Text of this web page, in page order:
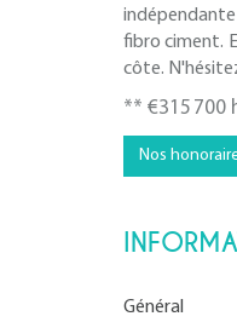
fibro ciment.
côte.
** €315 700
Nos
Général